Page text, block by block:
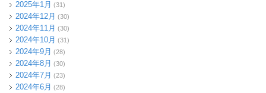
2025年1月 (31)
2024年12月 (30)
2024年11月 (30)
2024年10月 (31)
2024年9月 (28)
2024年8月 (30)
2024年7月 (23)
2024年6月 (28)